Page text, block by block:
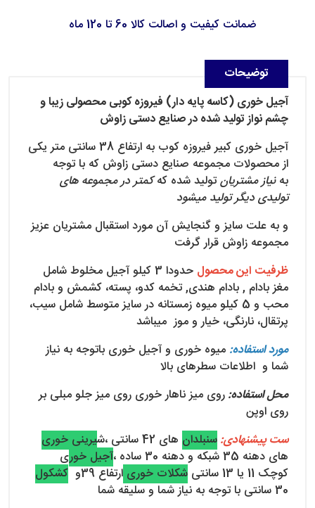
ضمانت کیفیت و اصالت کالا 60 تا 120 ماه
توضیحات
آجیل خوری (کاسه پایه دار) فیروزه کوبی محصولی زیبا و
چشم نواز تولید شده در صنایع دستی زاوش
آجیل خوری کبیر فیروزه کوب به ارتفاع 38 سانتی متر یکی
از محصولات مجموعه صنایع دستی زاوش که با توجه
بهنیاز مشتریانتولید شده کهکمتر در مجموعه های
تولیدی دیگر تولید میشود
و به علت سایز و گنجایش آن مورد استقبال مشتریان عزیز
مجموعه زاوش قرار گرفت
ظرفیت این محصول
حدودا 3 کیلو آجیل مخلوط شامل
مغز بادام , بادام هندی, تخمه کدو، پسته، کشمش و بادام
محب و 5 کیلو میوه زمستانه در سایز متوسط شامل سیب،
پرتقال، نارنگی، خیار و موز میباشد
مورد استفاده: میوه خوری و آجیل خوری باتوجه به نیاز
شما و اطلاعات سطرهای بالا
محل استفاده:روی میز ناهار خوری روی میز جلو مبلی بر
روی اوپن
ست پیشنهادی:سنبلدان های 42 سانتی ،شیرینی خوری
های دهنه 35 شبکه و دهنه 30 ساده ،
آجیل خوری
کوچک 11 یا 13 سانتی
شکلات خوری ارتفاع 39و
کشکول
30 سانتی با توجه به نیاز شما و سلیقه شما